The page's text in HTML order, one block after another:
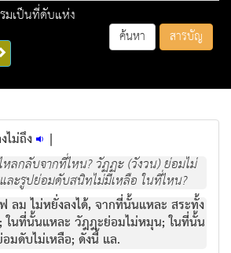
มเป็นที่ดับแห่ง
ค้นหา สารบัญ
ไม่ถึง |
หลกลับจากที่ไหน? วัฏฏะ (วังวน) ย่อมไม่
ละรูปย่อมดับสนิทไม่มีเหลือ ในที่ไหน?
ลม ไม่หยั่งลงได้, จากที่นั้นแหละ สระทั้ง
ในที่นั้นแหละ วัฎฎะย่อมไม่หมุน; ในที่นั้น
มดับไม่เหลือ; ดังนี้ แล.